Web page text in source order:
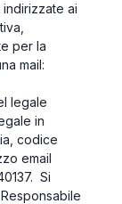
ai
per la
mail:
legale
in
codice
email
Si